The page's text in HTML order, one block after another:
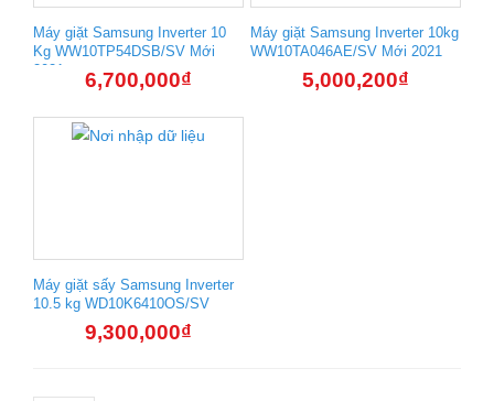
Máy giặt Samsung Inverter 10
Kg WW10TP54DSB/SV Mới
2021
6,700,000₫
Máy giặt Samsung Inverter 10kg
WW10TA046AE/SV Mới 2021
5,000,200₫
Máy giặt sấy Samsung Inverter
10.5 kg WD10K6410OS/SV
9,300,000₫